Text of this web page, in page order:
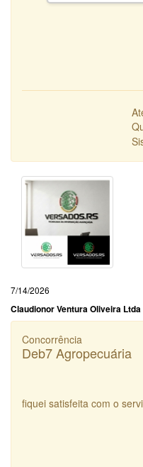
7/14/2026
Claudionor Ventura Oliveira Ltda
Concorrência
Deb7 Agropecuária
fiquei satisfeita com o